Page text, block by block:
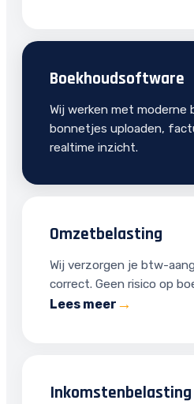
Boekhoudsoftware
Wij werken met moderne
bonnetjes uploaden,
realtime inzicht.
Omzetbelasting
Wij verzorgen je btw-
correct. Geen risico op
Lees meer
Inkomstenbelasting